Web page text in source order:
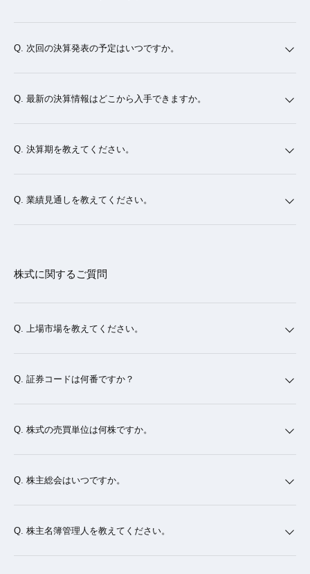
次回の決算発表の予定はいつですか。
最新の決算情報はどこから入手できますか。
決算期を教えてください。
業績見通しを教えてください。
株式に関するご質問
上場市場を教えてください。
証券コードは何番ですか？
株式の売買単位は何株ですか。
株主総会はいつですか。
株主名簿管理人を教えてください。